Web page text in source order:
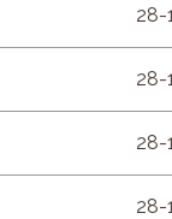
28-
28-
28-
28-